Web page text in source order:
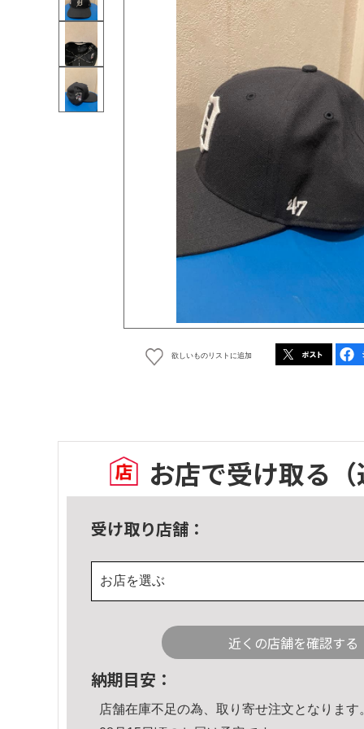
欲しいものリストに追加
お店で受け取る
受け取り店舗：
お店を選ぶ
近くの店舗を確認する
納期目安：
店舗在庫不足の為、取り寄せ注文となります